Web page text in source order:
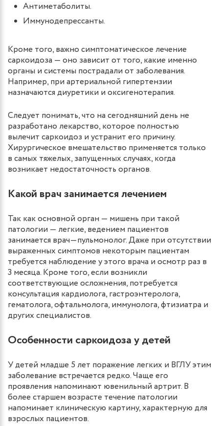
Антиметаболиты.
Иммунодепрессанты.
Кроме того, важно симптоматическое лечение
саркоидоза — оно зависит от того, какие именно
органы и системы пострадали от заболевания.
Например, при артериальной гипертензии
назначаются диуретики и оксигенотерапия.
Следует понимать, что на сегодняшний день не
разработано лекарство, которое полностью
вылечит саркоидоз и устранит его причину.
Хирургическое вмешательство применяется только
в самых тяжелых, запущенных случаях, когда
возникает недостаточность органов.
Какой врач занимается лечением
Так как основной орган — мишень при такой
патологии — легкие, ведением пациентов
занимается врач—пульмонолог. Даже при отсутствии
выраженных симптомов некоторым пациентам
требуется наблюдение у этого врача и осмотр раз в
3 месяца. Кроме того, если возникли
соответствующие осложнения, потребуется
консультация кардиолога, гастроэнтеролога,
гематолога, офтальмолога, иммунолога, фтизиатра и
других специалистов.
Особенности саркоидоза у детей
У детей младше 5 лет поражение легких и ВГЛУ этим
заболевание встречается редко. Чаще его
проявления напоминают ювенильный артрит. В
более старшем возрасте течение патологии
напоминает клиническую картину, характерную для
взрослых пациентов.